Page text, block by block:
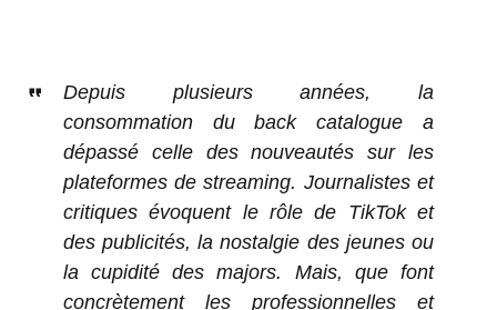
Depuis plusieurs années, la
consommation du back catalogue a
dépassé celle des nouveautés sur les
plateformes de streaming. Journalistes et
critiques évoquent le rôle de TikTok et
des publicités, la nostalgie des jeunes ou
la cupidité des majors. Mais, que font
concrètement les professionnelles et